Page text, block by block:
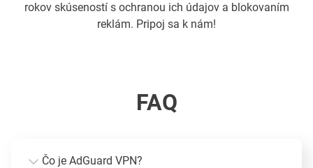
rokov skúseností s ochranou ich údajov a blokovaním
reklám. Pripoj sa k nám!
FAQ
Čo je AdGuard VPN?